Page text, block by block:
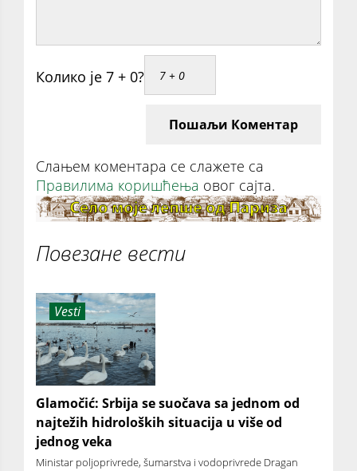
Колико је 7 + 0?
Пошаљи Коментар
Слањем коментара се слажете са
Правилима коришћења овог сајта.
Повезане вести
Vesti
Glamočić: Srbija se suočava sa jednom od
najtežih hidroloških situacija u više od
jednog veka
Ministar poljoprivrede, šumarstva i vodoprivrede Dragan